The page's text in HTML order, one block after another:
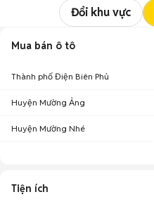
Đổi khu vực
Mua bán ô tô
Thành phố Điện Biên Phủ
Huyện Mường Ảng
Huyện Mường Nhé
Tiện ích